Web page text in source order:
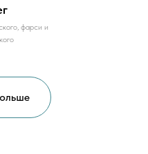
фарси и